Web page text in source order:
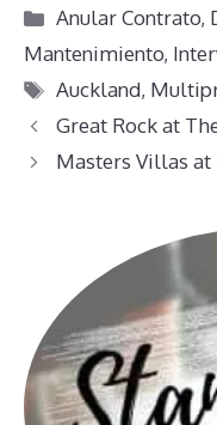
Categorías
Anular Contrato,
Mantenimiento,
Etiquetas
Auckland,
Great Rock at
Masters Villas at